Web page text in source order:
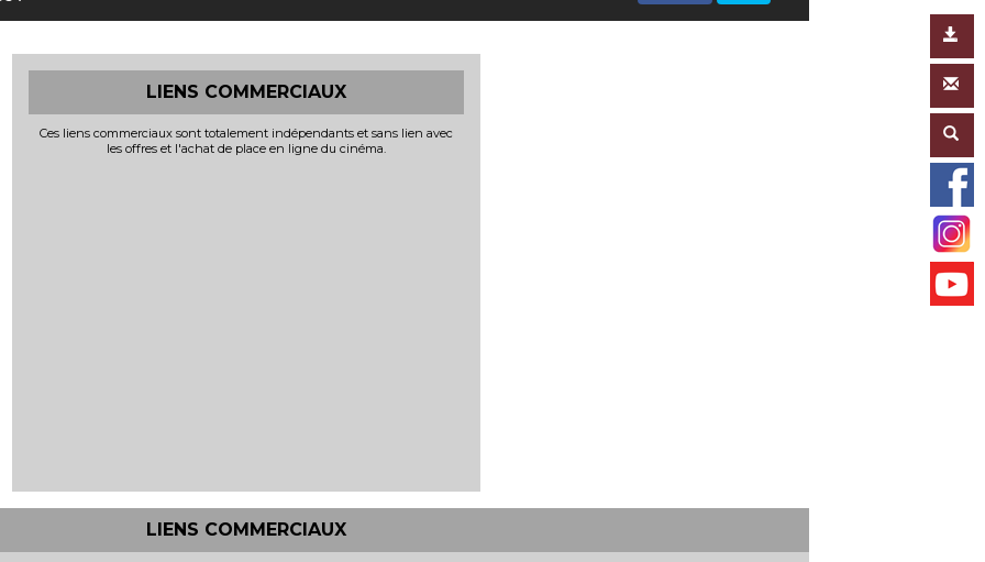
LIENS COMMERCIAUX
Ces liens commerciaux sont totalement indépendants et sans lien avec
les offres et l'achat de place en ligne du cinéma.
LIENS COMMERCIAUX